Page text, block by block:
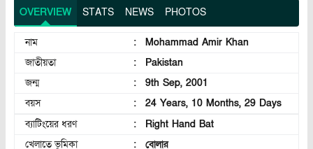
OVERVIEW STATS NEWS PHOTOS
নাম :
Mohammad Amir Khan
জাতীয়তা
:
Pakistan
জন্ম
:
9th Sep, 2001
বয়স
:
24 Years, 10 Months, 29 Days
ব্যাটিংয়ের ধরণ
:
Right Hand Bat
খেলাতে ভূমিকা
:
বোলার